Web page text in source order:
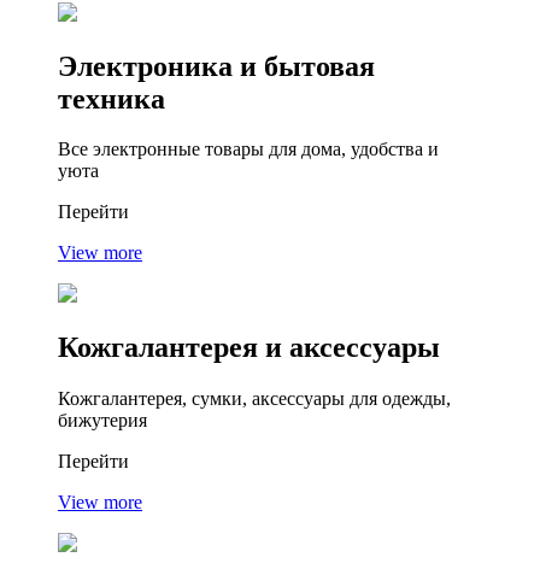
Электроника и бытовая
техника
Все электронные товары для дома, удобства и
уюта
Перейти
View more
Кожгалантерея и аксессуары
Кожгалантерея, сумки, аксессуары для одежды,
бижутерия
Перейти
View more